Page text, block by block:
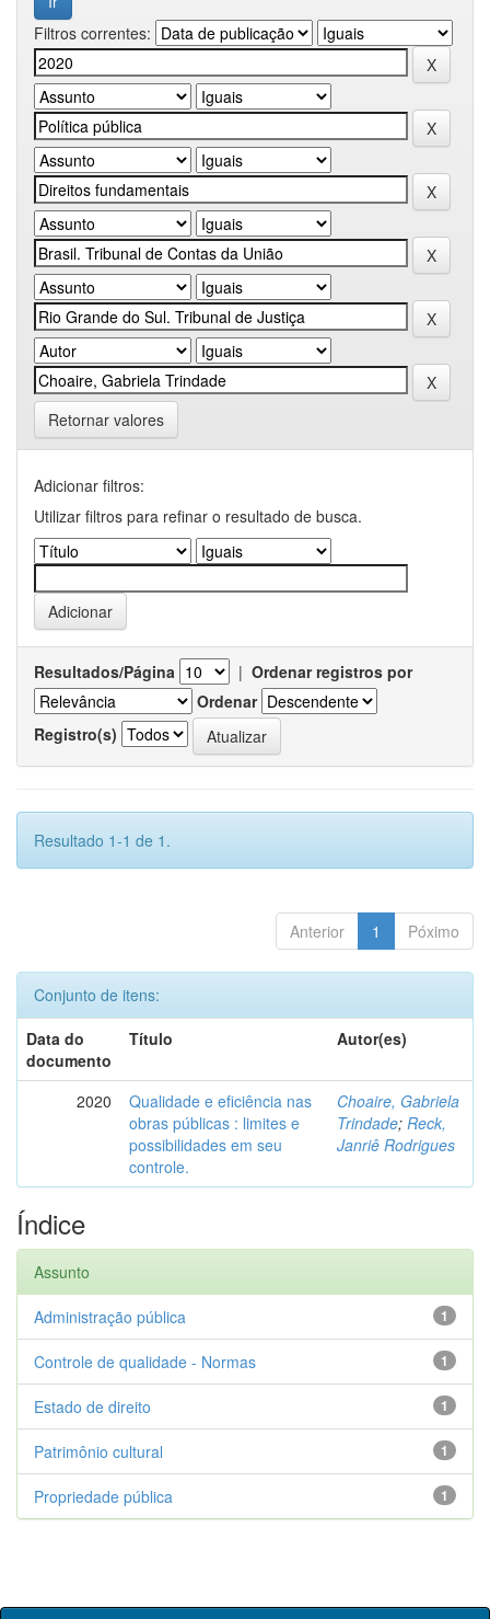
Filtros correntes:
Retornar valores
Adicionar filtros:
Utilizar filtros para refinar o resultado de busca.
Resultados/Página | Ordenar registros por
Ordenar
Registro(s)
Resultado 1-1 de 1.
Anterior 1 Póximo
Conjunto de itens:
Data do
documento
Título Autor(es)
2020
Qualidade e eficiência nas
obras públicas : limites e
possibilidades em seu
controle.
Choaire, Gabriela
Trindade; Reck,
Janriê Rodrigues
Índice
Assunto
1
Administração pública
1
Controle de qualidade - Normas
1
Estado de direito
1
Patrimônio cultural
1
Propriedade pública